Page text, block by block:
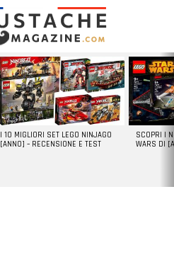
I 10 MIGLIORI SET LEGO NINJAGO
[ANNO] – RECENSIONE E TEST
SCOPRI I
WARS DI